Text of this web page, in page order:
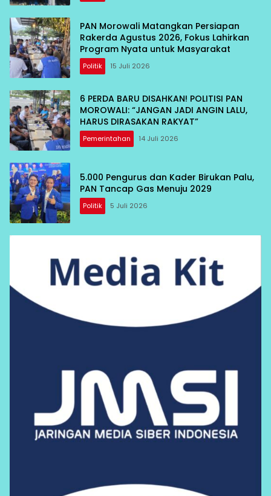
PAN Morowali Matangkan Persiapan
Rakerda Agustus 2026, Fokus Lahirkan
Program Nyata untuk Masyarakat
Politik 15 Juli 2026
6 PERDA BARU DISAHKAN! POLITISI PAN
MOROWALI: “JANGAN JADI ANGIN LALU,
HARUS DIRASAKAN RAKYAT”
Pemerintahan 14 Juli 2026
5.000 Pengurus dan Kader Birukan Palu,
PAN Tancap Gas Menuju 2029
Politik 5 Juli 2026